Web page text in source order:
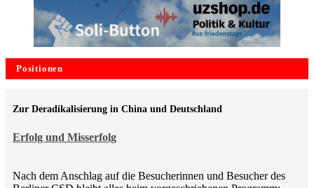
Positionen
Erfolg und Misserfolg
Zur Deradikalisierung in China und Deutschland
Nach dem Anschlag auf die Besucherinnen und Besucher des